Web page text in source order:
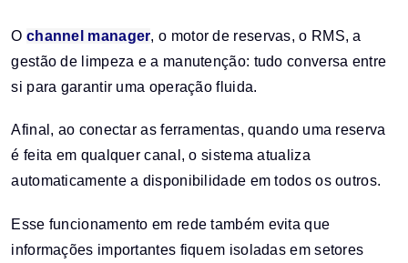
O channel manager, o motor de reservas, o RMS, a
gestão de limpeza e a manutenção: tudo conversa entre
si para garantir uma operação fluida.
Afinal, ao conectar as ferramentas, quando uma reserva
é feita em qualquer canal, o sistema atualiza
automaticamente a disponibilidade em todos os outros.
Esse funcionamento em rede também evita que
informações importantes fiquem isoladas em setores